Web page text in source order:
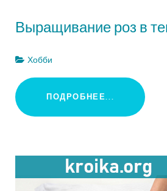
Выращивание роз в
Хобби
ПОДРОБНЕЕ...